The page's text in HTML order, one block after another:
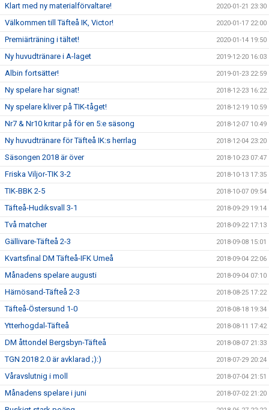
Klart med ny materialförvaltare! 2020-01-21 23:30
Välkommen till Täfteå IK, Victor! 2020-01-17 22:00
Premiärträning i tältet! 2020-01-14 19:50
Ny huvudtränare i A-laget 2019-12-20 16:03
Albin fortsätter! 2019-01-23 22:59
Ny spelare har signat! 2018-12-23 16:22
Ny spelare kliver på TIK-tåget! 2018-12-19 10:59
Nr7 & Nr10 kritar på för en 5:e säsong 2018-12-07 10:49
Ny huvudtränare för Täfteå IK:s herrlag 2018-12-04 23:20
Säsongen 2018 är över 2018-10-23 07:47
Friska Viljor-TIK 3-2 2018-10-13 17:35
TIK-BBK 2-5 2018-10-07 09:54
Täfteå-Hudiksvall 3-1 2018-09-29 19:14
Två matcher 2018-09-22 17:13
Gällivare-Täfteå 2-3 2018-09-08 15:01
Kvartsfinal DM Täfteå-IFK Umeå 2018-09-04 22:06
Månadens spelare augusti 2018-09-04 07:10
Härnösand-Täfteå 2-3 2018-08-25 17:22
Täfteå-Östersund 1-0 2018-08-18 19:34
Ytterhogdal-Täfteå 2018-08-11 17:42
DM åttondel Bergsbyn-Täfteå 2018-08-07 21:33
TGN 2018 2.0 är avklarad ;):) 2018-07-29 20:24
Våravslutnig i moll 2018-07-04 21:51
Månadens spelare i juni 2018-07-02 21:20